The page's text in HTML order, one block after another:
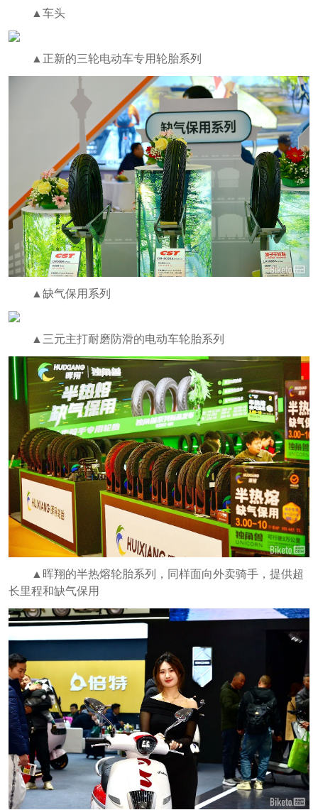
▲车头
▲正新的三轮电动车专用轮胎系列
▲缺气保用系列
▲三元主打耐磨防滑的电动车轮胎系列
▲晖翔的半热熔轮胎系列，同样面向外卖骑手，提供超
长里程和缺气保用